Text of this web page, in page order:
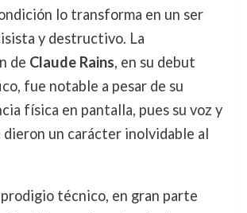
lo transforma en un ser
y destructivo. La
de Claude Rains, en su debut
fue notable a pesar de su
física en pantalla, pues su voz y
un carácter inolvidable al
técnico, en gran parte